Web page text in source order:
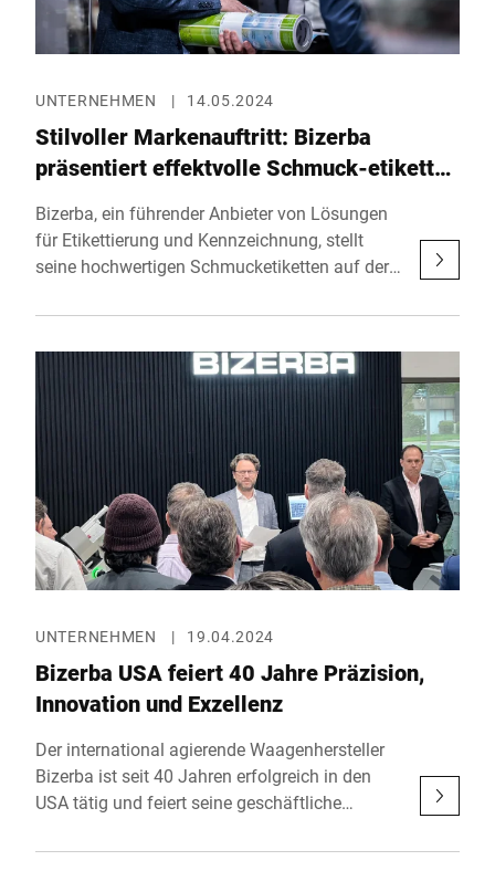
UNTERNEHMEN | 14.05.2024
Stilvoller Markenauftritt: Bizerba
präsentiert effektvolle Schmuck-etiketten
Bizerba, ein führender Anbieter von Lösungen
für Etikettierung und Kennzeichnung, stellt
seine hochwertigen Schmucketiketten auf der
Unter dem Motto "where beauty starts" vereint
Kosmetikunternehmen mit ihren Lieferanten
für die Entwicklung, Herstellung, Verpackung
und Vermarktung des gesamten
Kosmetikproduktportfolios.
UNTERNEHMEN | 19.04.2024
Bizerba USA feiert 40 Jahre Präzision,
Innovation und Exzellenz
Der international agierende Waagenhersteller
Bizerba ist seit 40 Jahren erfolgreich in den
USA tätig und feiert seine geschäftliche
Staaten. Gegründet im Jahr 1984 als